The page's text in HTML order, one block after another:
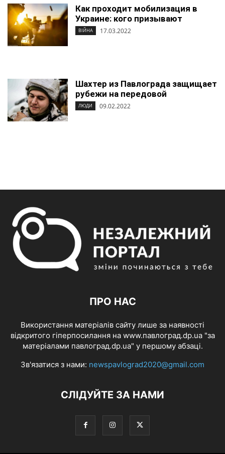
Как проходит мобилизация в
Украине: кого призывают
ВІЙНА 17.03.2022
Шахтер из Павлограда защищает
рубежи на передовой
ЛЮДИ 09.02.2022
ПРО НАС
Використання матеріалів сайту лише за наявності
відкритого гіперпосилання на www.павлоград.dp.ua "за
матеріалами павлоград.dp.ua" у першому абзаці.
Зв'язатися з нами: newspavlograd2020@gmail.com
СЛІДУЙТЕ ЗА НАМИ